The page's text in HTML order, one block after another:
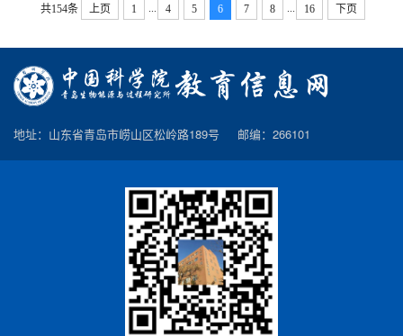
共154条 上页 1 ... 4 5 6 7 8 ... 16 下页
地址：山东省青岛市崂山区松岭路189号 邮编：266101